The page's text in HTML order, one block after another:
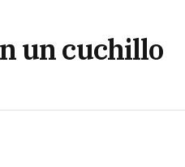
un cuchillo